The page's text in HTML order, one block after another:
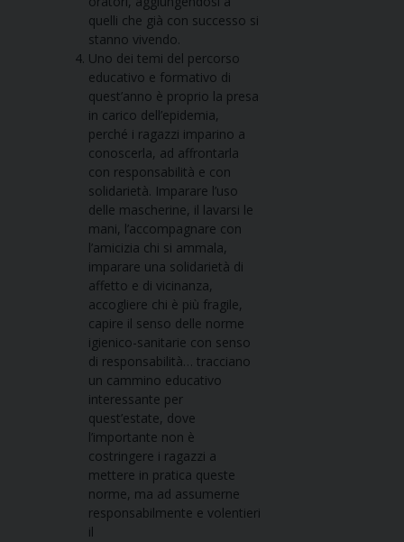
quelli che già con successo si
stanno vivendo.
Uno dei temi del percorso
educativo e formativo di
quest’anno è proprio la presa
in carico dell’epidemia,
perché i ragazzi imparino a
conoscerla, ad affrontarla
con responsabilità e con
solidarietà. Imparare l’uso
delle mascherine, il lavarsi le
mani, l’accompagnare con
l’amicizia chi si ammala,
imparare una solidarietà di
affetto e di vicinanza,
accogliere chi è più fragile,
capire il senso delle norme
igienico-sanitarie con senso
di responsabilità… tracciano
un cammino educativo
interessante per
quest’estate, dove
l’importante non è
costringere i ragazzi a
mettere in pratica queste
norme, ma ad assumerne
responsabilmente e volentieri
il